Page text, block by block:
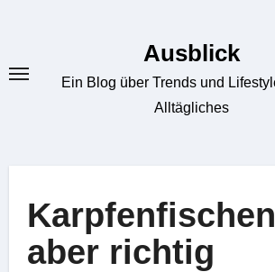
Ausblick
Ein Blog über Trends und
Alltägliches
aber richtig